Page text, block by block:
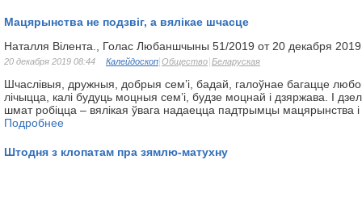
Мацярынства не подзвіг, а вялікае шчасце
Наталля Вілента., Голас Любаншчыны 51/2019 от 20 декабря 2019
20 декабря 2019 08:44 Калейдоскоп Общество Беларуская
Шчаслівыя, дружныя, добрыя сем’і, бадай, галоўнае багацце
лічыцца, калі будуць моцныя сем’і, будзе моцнай і дзяржава. І
шмат робіцца – вялікая ўвага надаецца падтрымцы мацярынства і
Подробнее
Штодня з клопатам пра зямлю-матухну